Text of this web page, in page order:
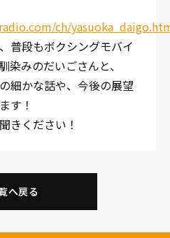
ch/
普段もボクシングモバイ
染みのだいごさんと、
細かな話や、今後の展望
す！
きください！
へ戻る